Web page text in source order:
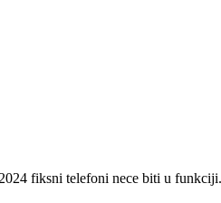
fiksni telefoni nece biti u